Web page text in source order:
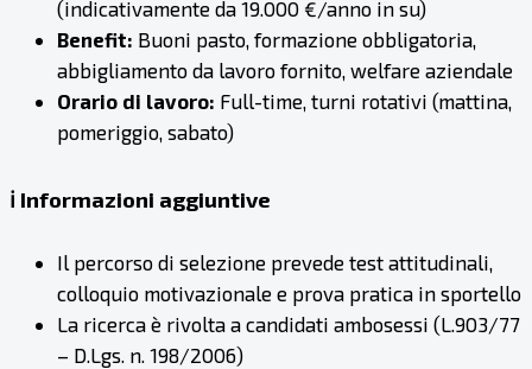
(indicativamente da 19.000 €/anno in su)
Benefit: Buoni pasto, formazione obbligatoria,
abbigliamento da lavoro fornito, welfare aziendale
Orario di lavoro: Full-time, turni rotativi (mattina,
pomeriggio, sabato)
ℹ️ Informazioni aggiuntive
Il percorso di selezione prevede test attitudinali,
colloquio motivazionale e prova pratica in sportello
La ricerca è rivolta a candidati ambosessi (L.903/77
– D.Lgs. n. 198/2006)